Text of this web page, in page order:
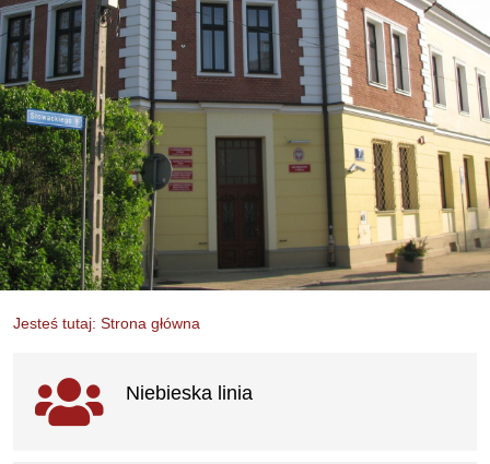
Jesteś tutaj: Strona główna
Ważne linki
Niebieska linia